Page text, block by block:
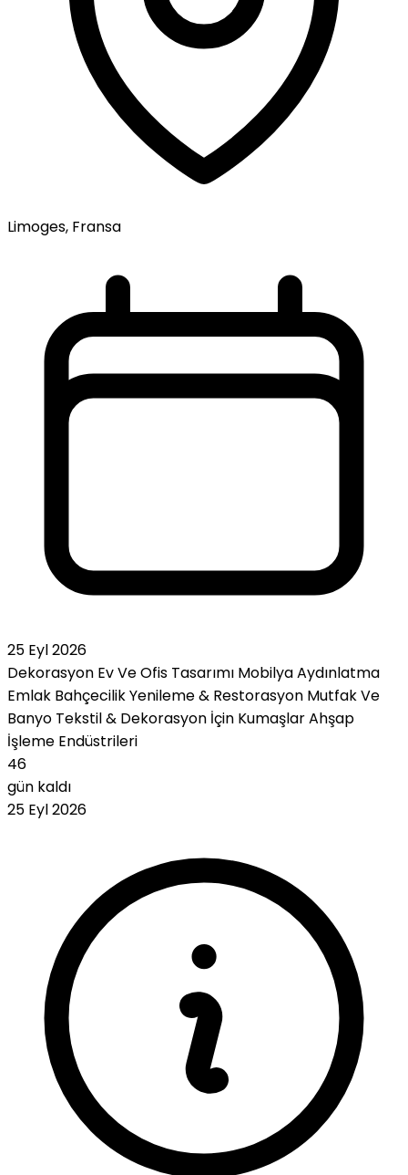
Limoges, Fransa
25 Eyl 2026
Dekorasyon Ev Ve Ofis Tasarımı MobilyaAydınlatma
Emlak BahçecilikYenileme & Restorasyon Mutfak Ve
Banyo Tekstil & Dekorasyon İçin KumaşlarAhşap
İşleme Endüstrileri
46
gün kaldı
25 Eyl 2026